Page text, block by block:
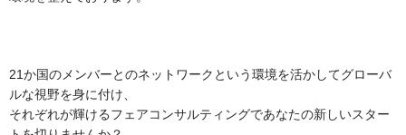
21か国のメンバーとのネットワークという環境を活かしてグローバ
ルな視野を身に付け、
それぞれが輝けるフェアコンサルティングであなたの新しいスター